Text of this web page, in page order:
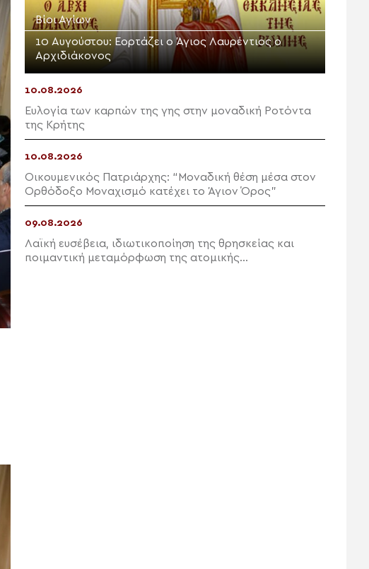
Βίοι Αγίων
10 Αυγούστου: Εορτάζει ο Άγιος Λαυρέντιος ο
Αρχιδιάκονος
10.08.2026
Ευλογία των καρπών της γης στην μοναδική Ροτόντα
της Κρήτης
10.08.2026
Οικουμενικός Πατριάρχης: “Μοναδική θέση μέσα στον
Ορθόδοξο Μοναχισμό κατέχει το Άγιον Όρος”
09.08.2026
Λαϊκή ευσέβεια, ιδιωτικοποίηση της θρησκείας και
ποιμαντική μεταμόρφωση της ατομικής